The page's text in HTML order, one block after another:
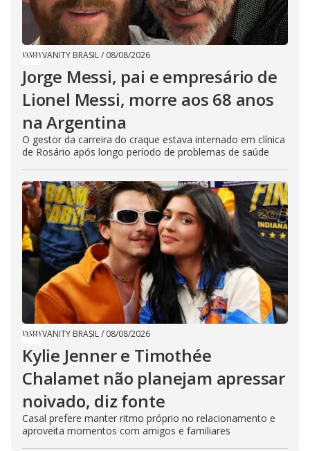
VANITY BRASIL/ 08/08/2026
Jorge Messi, pai e empresário de
Lionel Messi, morre aos 68 anos
na Argentina
O gestor da carreira do craque estava internado em clínica
de Rosário após longo período de problemas de saúde
VANITY BRASIL/ 08/08/2026
Kylie Jenner e Timothée
Chalamet não planejam apressar
noivado, diz fonte
Casal prefere manter ritmo próprio no relacionamento e
aproveita momentos com amigos e familiares